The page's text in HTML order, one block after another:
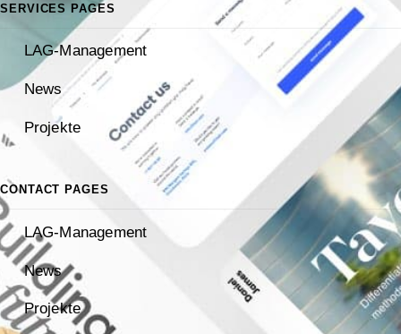
SERVICES PAGES
LAG-Management
News
Projekte
CONTACT PAGES
LAG-Management
News
Projekte